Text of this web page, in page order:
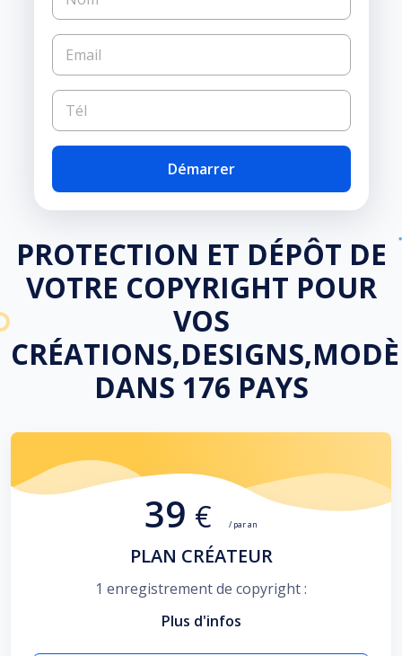
Démarrer
PROTECTION ET DÉPÔT DE
VOTRE COPYRIGHT POUR
VOS
DANS 176 PAYS
39 € / par an
PLAN CRÉATEUR
1 enregistrement de copyright :
Plus d'infos